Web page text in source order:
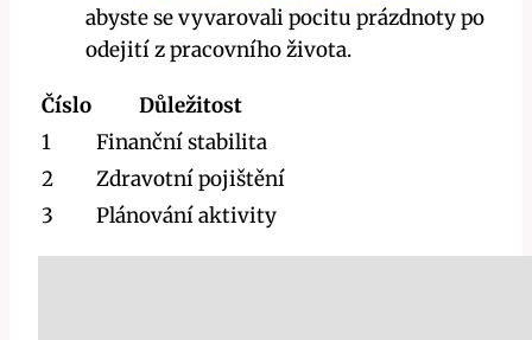
abyste se vyvarovali pocitu prázdnoty po
odejití z pracovního života.
Číslo
Důležitost
1
Finanční stabilita
2
Zdravotní pojištění
3
Plánování aktivity